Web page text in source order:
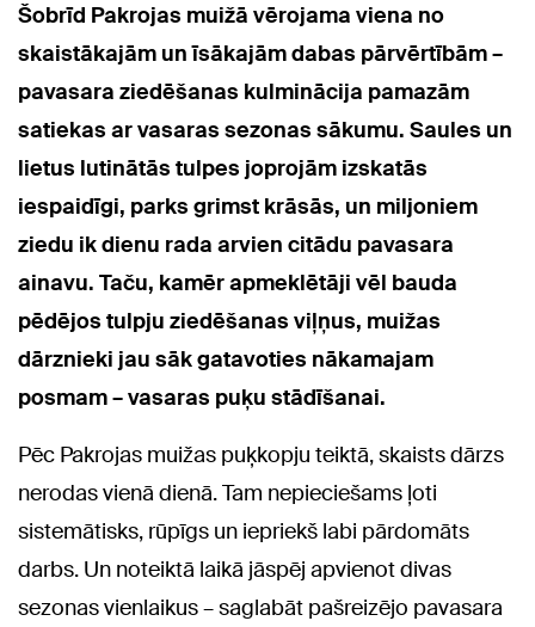
Šobrīd Pakrojas muižā vērojama viena no
skaistākajām un īsākajām dabas pārvērtībām –
pavasara ziedēšanas kulminācija pamazām
satiekas ar vasaras sezonas sākumu. Saules un
lietus lutinātās tulpes joprojām izskatās
iespaidīgi, parks grimst krāsās, un miljoniem
ziedu ik dienu rada arvien citādu pavasara
ainavu. Taču, kamēr apmeklētāji vēl bauda
pēdējos tulpju ziedēšanas viļņus, muižas
dārznieki jau sāk gatavoties nākamajam
posmam – vasaras puķu stādīšanai.
Pēc Pakrojas muižas puķkopju teiktā, skaists dārzs
nerodas vienā dienā. Tam nepieciešams ļoti
sistemātisks, rūpīgs un iepriekš labi pārdomāts
darbs. Un noteiktā laikā jāspēj apvienot divas
sezonas vienlaikus – saglabāt pašreizējo pavasara